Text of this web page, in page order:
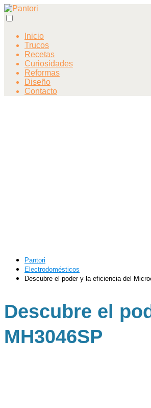
Inicio
Trucos
Recetas
Curiosidades
Reformas
Diseño
Contacto
Pantori
Electrodomésticos
Descubre el poder y la eficiencia del
Descubre el
MH3046SP